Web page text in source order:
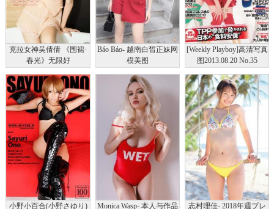
克拉女神吴倩倩 《围裙·
春光》无限好
Bảo Bảo- 越南白皙正妹网
模美图
[Weekly Playboy]高清写真
图2013.08.20 No.35
ナ
小野小百合(小野さゆり) Monica Wasp- 本人与作品 志村理佳- 2018年週プレ